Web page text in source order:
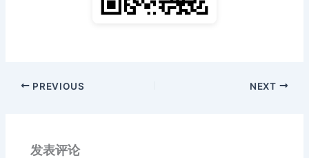
PREVIOUS NEXT
发表评论